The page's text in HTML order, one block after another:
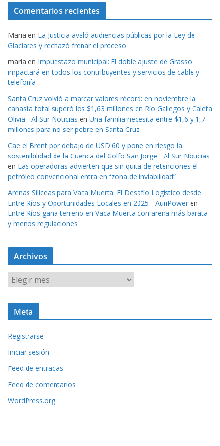
Comentarios recientes
Maria en La Justicia avaló audiencias públicas por la Ley de
Glaciares y rechazó frenar el proceso
maria en Impuestazo municipal: El doble ajuste de Grasso
impactará en todos los contribuyentes y servicios de cable y
telefonía
Santa Cruz volvió a marcar valores récord: en noviembre la
canasta total superó los $1,63 millones en Río Gallegos y Caleta
Olivia - Al Sur Noticias en Una familia necesita entre $1,6 y 1,7
millones para no ser pobre en Santa Cruz
Cae el Brent por debajo de USD 60 y pone en riesgo la
sostenibilidad de la Cuenca del Golfo San Jorge - Al Sur Noticias
en Las operadoras advierten que sin quita de retenciones el
petróleo convencional entra en “zona de inviabilidad”
Arenas Silíceas para Vaca Muerta: El Desafío Logístico desde
Entre Ríos y Oportunidades Locales en 2025 - AuriPower en
Entre Ríos gana terreno en Vaca Muerta con arena más barata
y menos regulaciones
Archivos
r
c
v
o
s
Meta
Registrarse
Iniciar sesión
Feed de entradas
Feed de comentarios
WordPress.org